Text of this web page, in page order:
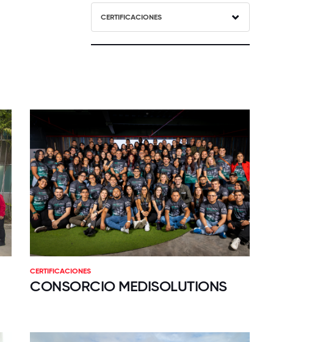
CERTIFICACIONES
CERTIFICACIONES
CONSORCIO MEDISOLUTIONS